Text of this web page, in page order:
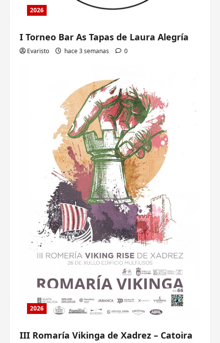
2026
I Torneo Bar As Tapas de Laura Alegría
Evaristo hace 3 semanas 0
2026
III Romaría Vikinga de Xadrez – Catoira